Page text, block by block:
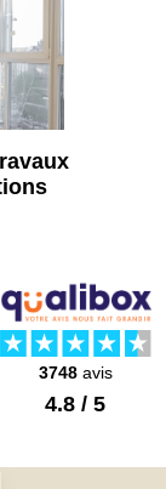
3748avis
4.8 / 5